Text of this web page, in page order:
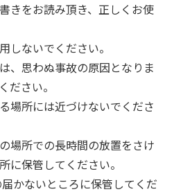
きをお読み頂き、正しくお使
しないでください。
、思わぬ事故の原因となりま
ださい。
場所には近づけないでくださ
場所での長時間の放置をさけ
に保管してください。
かないところに保管してくだ